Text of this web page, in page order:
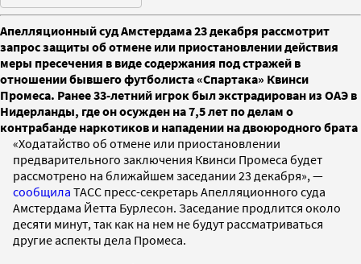
Апелляционный суд Амстердама 23 декабря рассмотрит
запрос защиты об отмене или приостановлении действия
меры пресечения в виде содержания под стражей в
отношении бывшего футболиста «Спартака» Квинси
Промеса. Ранее 33-летний игрок был экстрадирован из ОАЭ в
Нидерланды, где он осужден на 7,5 лет по делам о
контрабанде наркотиков и нападении на двоюродного брата
«Ходатайство об отмене или приостановлении
предварительного заключения Квинси Промеса будет
рассмотрено на ближайшем заседании 23 декабря», —
сообщила ТАСС пресс-секретарь Апелляционного суда
Амстердама Йетта Бурлесон. Заседание продлится около
десяти минут, так как на нем не будут рассматриваться
другие аспекты дела Промеса.